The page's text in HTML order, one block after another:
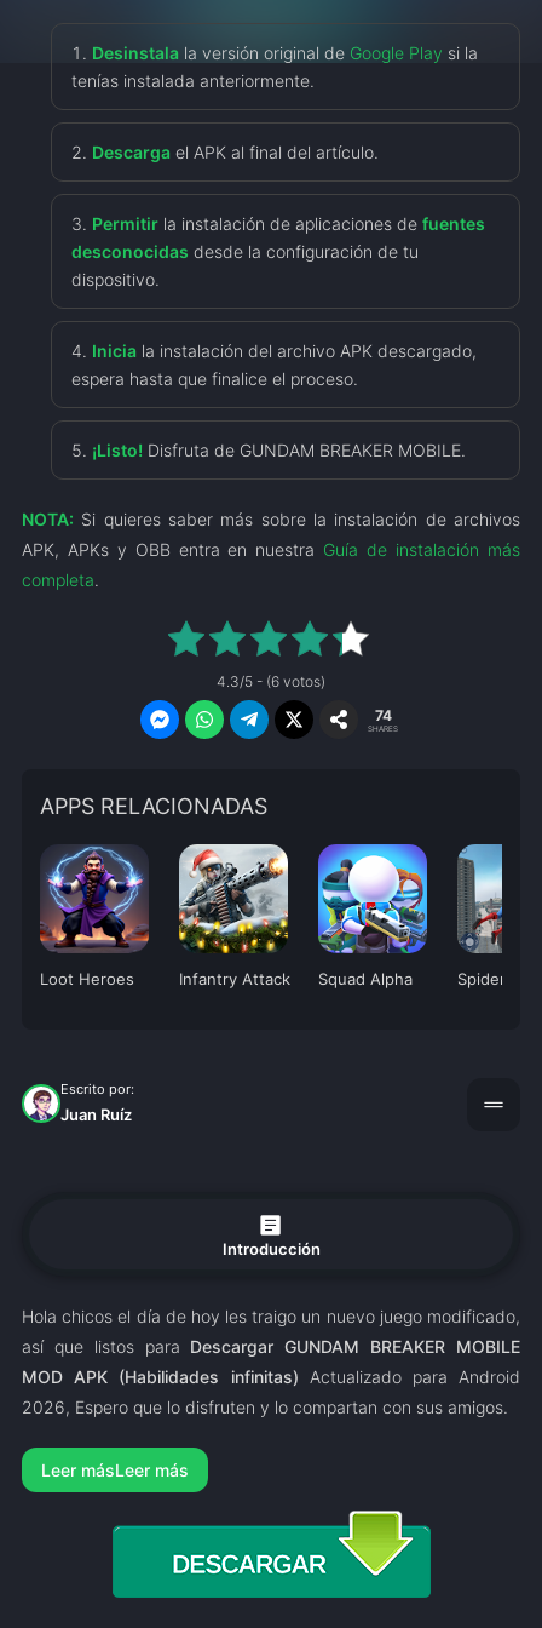
Desinstala la versión original de Google Play si la
tenías instalada anteriormente.
Descargael APK al final del artículo.
Permitirla instalación de aplicaciones de fuentes
desconocidas desde la configuración de tu
dispositivo.
Iniciala instalación del archivo APK descargado,
espera hasta que finalice el proceso.
¡Listo! Disfruta de GUNDAM BREAKER MOBILE.
NOTA: Si quieres saber más sobre la instalación de archivos
APK, APKs y OBB entra en nuestra Guía de instalación más
completa.
4.3/5 - (6 votos)
74
SHARES
APPS RELACIONADAS
Loot Heroes Infantry Attack Squad Alpha Spider
Escrito por:
Juan Ruíz drag_handle
article
Introducción
Hola chicos el día de hoy les traigo un nuevo juego modificado,
así que listos para Descargar GUNDAM BREAKER MOBILE
MOD APK (Habilidades infinitas) Actualizado para Android
2026, Espero que lo disfruten y lo compartan con sus amigos.
Leer más